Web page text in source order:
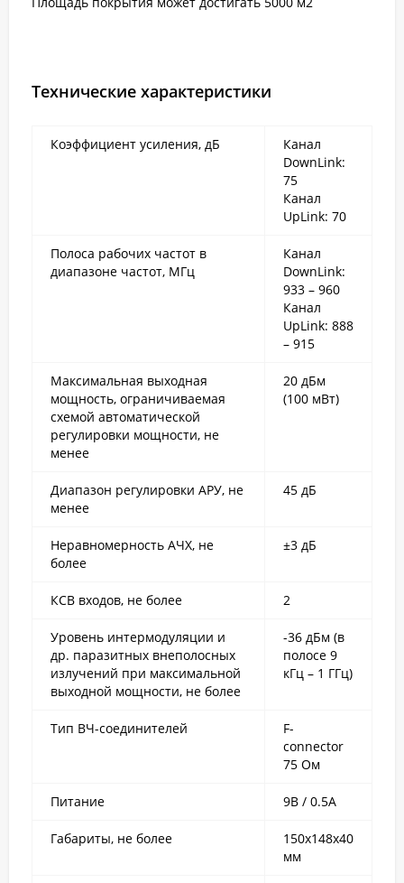
Технические характеристики
Коэффициент усиления, дБ
Канал
DownLink:
75
Канал
UpLink: 70
Полоса рабочих частот в
диапазоне частот, МГц
Канал
DownLink:
933 – 960
Канал
UpLink: 888
– 915
Максимальная выходная
мощность, ограничиваемая
схемой автоматической
регулировки мощности, не
менее
20 дБм
(100 мВт)
Диапазон регулировки АРУ, не
менее
45 дБ
Неравномерность АЧХ, не
более
±3 дБ
КСВ входов, не более 2
Уровень интермодуляции и
др. паразитных внеполосных
излучений при максимальной
выходной мощности, не более
-36 дБм (в
полосе 9
кГц – 1 ГГц)
Тип ВЧ-соединителей
F-
connector
75 Ом
Питание 9В / 0.5А
Габариты, не более
150x148x40
мм